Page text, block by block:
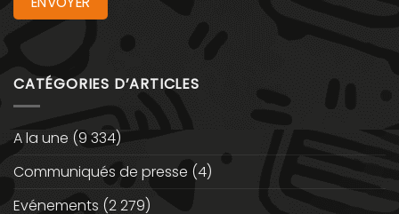
CATÉGORIES D’ARTICLES
A la une (9 334)
Communiqués de presse (4)
Evénements (2 279)